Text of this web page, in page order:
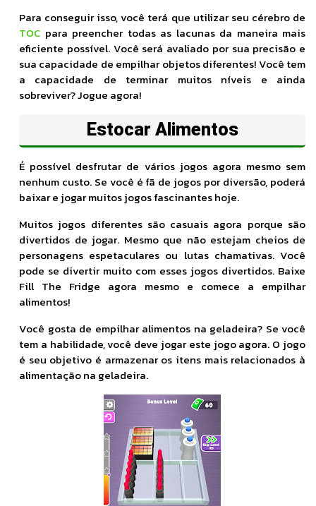
Para conseguir isso, você terá que utilizar seu cérebro de
TOC para preencher todas as lacunas da maneira mais
eficiente possível. Você será avaliado por sua precisão e
sua capacidade de empilhar objetos diferentes! Você tem
a capacidade de terminar muitos níveis e ainda
sobreviver? Jogue agora!
Estocar Alimentos
É possível desfrutar de vários jogos agora mesmo sem
nenhum custo. Se você é fã de jogos por diversão, poderá
baixar e jogar muitos jogos fascinantes hoje.
Muitos jogos diferentes são casuais agora porque são
divertidos de jogar. Mesmo que não estejam cheios de
personagens espetaculares ou lutas chamativas. Você
pode se divertir muito com esses jogos divertidos. Baixe
Fill The Fridge agora mesmo e comece a empilhar
alimentos!
Você gosta de empilhar alimentos na geladeira? Se você
tem a habilidade, você deve jogar este jogo agora. O jogo
é seu objetivo é armazenar os itens mais relacionados à
alimentação na geladeira.